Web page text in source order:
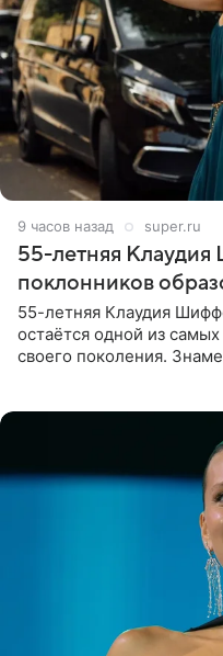
9 часов назад super.ru
55-летняя
поклонников
55-летняя Клаудия
остаётся одной из
своего поколения.